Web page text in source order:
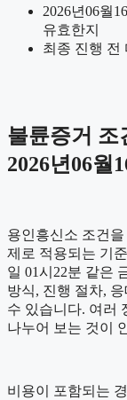
2026년06월
유효한지
최종 진행 전
불륜증거 조
2026년06월
용인흥신소 조건
제로 적용되는 기
일 01시22분 같은
방식, 진행 절차,
수 있습니다. 여러
나누어 보는 것이
비용이 포함되는